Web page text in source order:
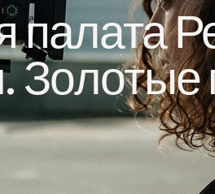
палата
Золотые